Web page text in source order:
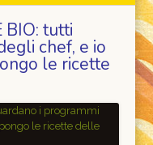
BIO: tutti
chef, e io
le ricette